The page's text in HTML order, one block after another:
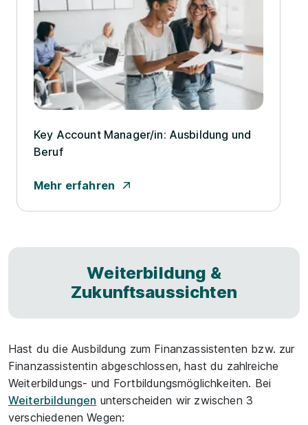
Key Account Manager/­in: Ausbildung und
Beruf
Mehr erfahren
Weiterbildung &
Zukunftsaussichten
Hast du die Ausbildung zum Finanzassistenten bzw. zur
Finanzassistentin abgeschlossen, hast du zahlreiche
Weiterbildungs- und Fortbildungsmöglichkeiten. Bei
Weiterbildungen unterscheiden wir zwischen 3
verschiedenen Wegen: